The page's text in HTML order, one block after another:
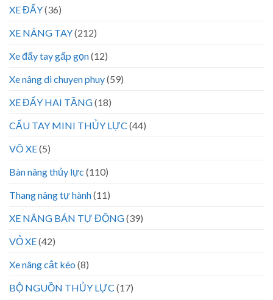
XE ĐẨY(36)
XE NÂNG TAY(212)
Xe đẩy tay gấp gọn(12)
Xe nâng di chuyen phuy(59)
XE ĐẨY HAI TẦNG(18)
CẨU TAY MINI THỦY LỰC (44)
VÕ XE(5)
Bàn nâng thủy lực (110)
Thang nâng tự hành(11)
XE NÂNG BÁN TỰ ĐỘNG(39)
VỎ XE(42)
Xe nâng cắt kéo (8)
BỘ NGUỒN THỦY LỰC (17)